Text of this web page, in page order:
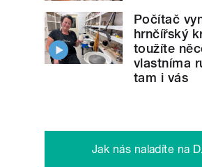
Počítač
hrnčířský
toužíte
vlastníma
tam i vás
Jak nás naladíte na